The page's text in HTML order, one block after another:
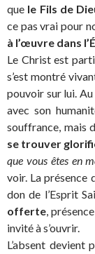
que le Fils de
ce pas vrai pour
à l’œuvre dans
Le Christ est
s’est montré
pouvoir sur lui.
avec son
souffrance, mais
se trouver
que vous êtes en
voir. La présence
don de l’Esprit
offerte,
invité à s’ouvrir.
L’absent devient